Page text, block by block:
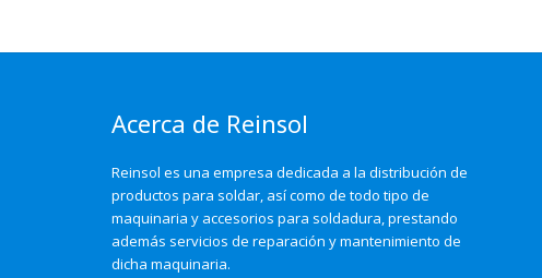
Acerca de Reinsol
Reinsol es una empresa dedicada a la distribución de
productos para soldar, así como de todo tipo de
maquinaria y accesorios para soldadura, prestando
además servicios de reparación y mantenimiento de
dicha maquinaria.